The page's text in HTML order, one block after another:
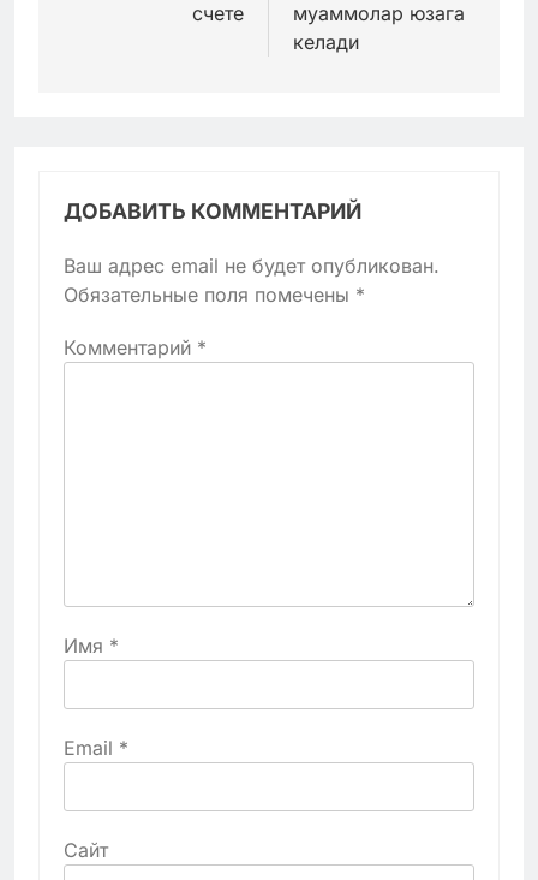
счете
муаммолар юзага
келади
ДОБАВИТЬ КОММЕНТАРИЙ
Ваш адрес email не будет опубликован.
Обязательные поля помечены *
Комментарий *
Имя *
Email *
Сайт